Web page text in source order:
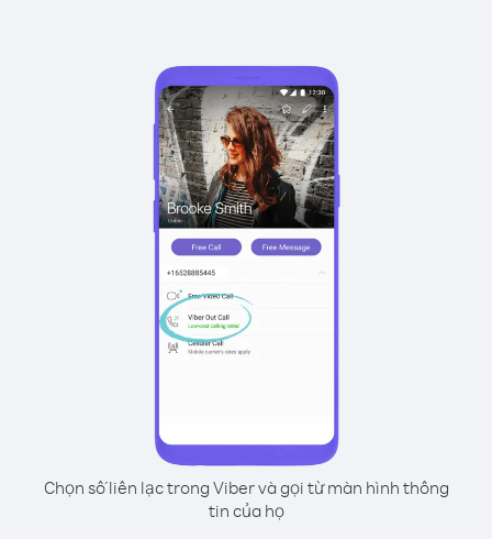
Chọn số liên lạc trong Viber và gọi từ màn hình thông
tin của họ